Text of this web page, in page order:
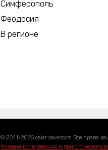
Симферополь
Феодосия
В регионе
© 2011-2026 сайт sevascom Все права
Условия копирования и другого